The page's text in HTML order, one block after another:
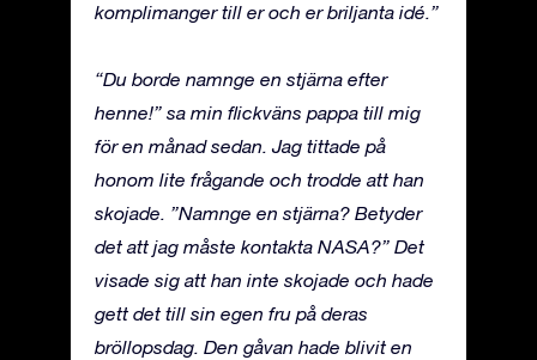
komplimanger till er och er briljanta idé.”
“Du borde namnge en stjärna efter
henne!” sa min flickväns pappa till mig
för en månad sedan. Jag tittade på
honom lite frågande och trodde att han
skojade. ”Namnge en stjärna? Betyder
det att jag måste kontakta NASA?” Det
visade sig att han inte skojade och hade
gett det till sin egen fru på deras
bröllopsdag. Den gåvan hade blivit en